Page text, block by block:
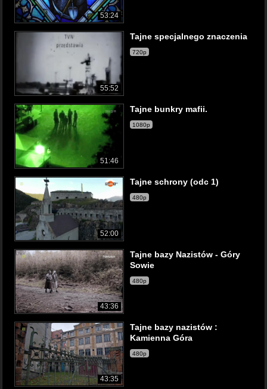
53:24
55:52
Tajne specjalnego znaczenia
720p
51:46
Tajne bunkry mafii.
1080p
52:00
Tajne schrony (odc 1)
480p
43:36
Tajne bazy Nazistów - Góry
Sowie
480p
43:35
Tajne bazy nazistów :
Kamienna Góra
480p